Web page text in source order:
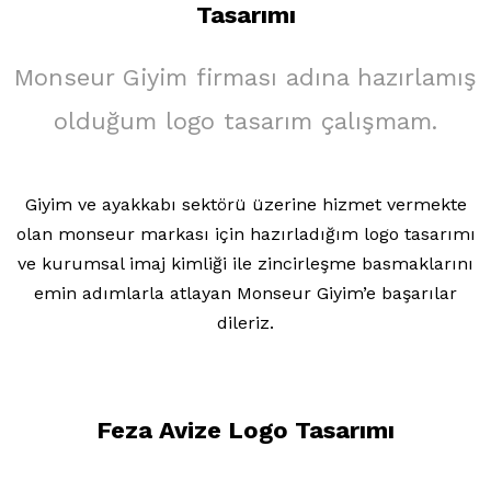
Tasarımı
Monseur Giyim firması adına hazırlamış
olduğum logo tasarım çalışmam.
Giyim ve ayakkabı sektörü üzerine hizmet vermekte
olan monseur markası için hazırladığım logo tasarımı
ve kurumsal imaj kimliği ile zincirleşme basmaklarını
emin adımlarla atlayan Monseur Giyim’e başarılar
dileriz.
Feza Avize Logo Tasarımı